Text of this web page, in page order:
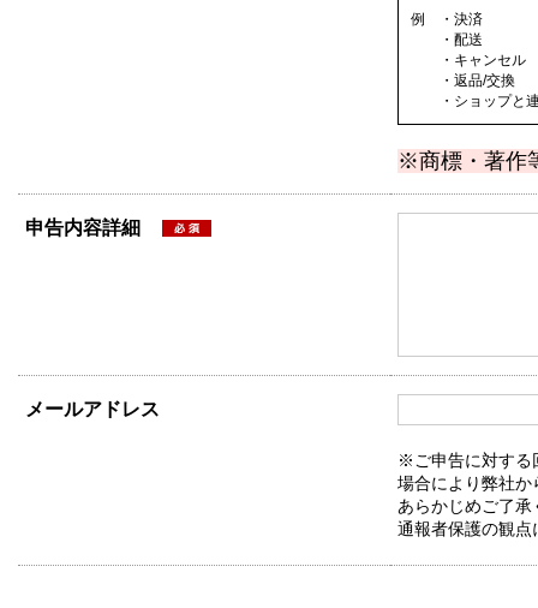
例 ・決済
・配送
・キャンセル
・返品/交換
・ショップと連
※商標・著作
申告内容詳細
メールアドレス
※ご申告に対する
場合により弊社か
あらかじめご了承
通報者保護の観点